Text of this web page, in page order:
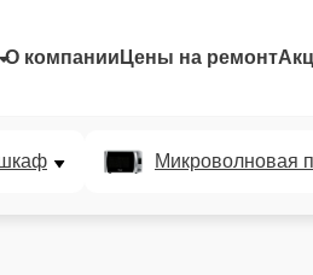
О компании Цены на ремонт
Микроволновая